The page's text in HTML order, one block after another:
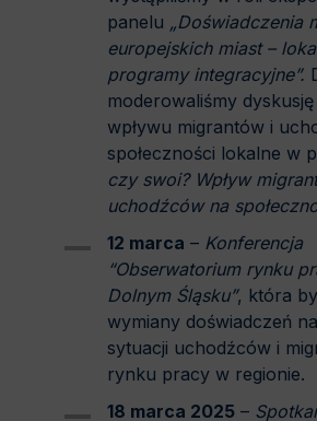
panelu „Doświadczenia
europejskich miast –
programy integracyjne”.
moderowaliśmy
wpływu migrantów i
społeczności lokalne w
czy swoi? Wpływ
uchodźców na
12 marca – Konferencja
“Obserwatorium rynku
Dolnym Śląsku”, która
wymiany doświadczeń
sytuacji uchodźców i
rynku pracy w regionie.
18 marca 2025 –